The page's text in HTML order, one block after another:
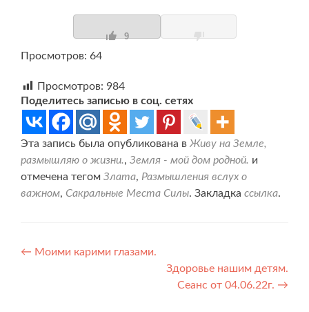
9
Просмотров: 64
Просмотров: 984
Поделитесь записью в соц. сетях
Эта запись была опубликована в Живу на Земле,
размышляю о жизни., Земля - мой дом родной. и
отмечена тегом Злата, Размышления вслух о
важном, Сакральные Места Силы. Закладка ссылка.
Навигация
← Моими карими глазами.
Здоровье нашим детям.
Сеанс от 04.06.22г. →